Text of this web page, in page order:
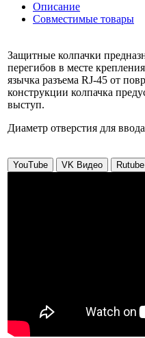
Описание
Совместимые товары
Защитные колпачки
перегибов в месте
язычка разъема RJ-45 от
конструкции колпачка
выступ.
Диаметр отверстия для
YouTube VK Видео Rutube